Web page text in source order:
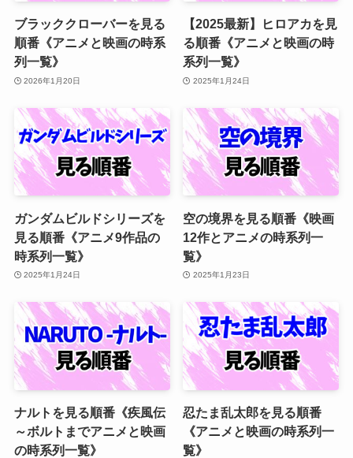
ブラッククローバーを見る
順番《アニメと映画の時系
列一覧》
2026年1月20日
【2025最新】ヒロアカを見
る順番《アニメと映画の時
系列一覧》
2025年1月24日
ガンダムビルドシリーズを
見る順番《アニメ9作品の
時系列一覧》
2025年1月24日
空の境界を見る順番《映画
12作とアニメの時系列一
覧》
2025年1月23日
ナルトを見る順番《疾風伝
～ボルトまでアニメと映画
の時系列一覧》
忍たま乱太郎を見る順番
《アニメと映画の時系列一
覧》